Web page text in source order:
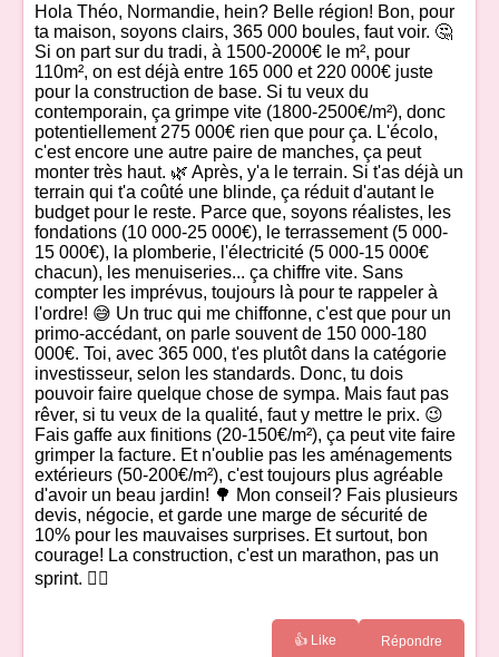
Hola Théo, Normandie, hein? Belle région! Bon, pour
ta maison, soyons clairs, 365 000 boules, faut voir. 🤔
Si on part sur du tradi, à 1500-2000€ le m², pour
110m², on est déjà entre 165 000 et 220 000€ juste
pour la construction de base. Si tu veux du
contemporain, ça grimpe vite (1800-2500€/m²), donc
potentiellement 275 000€ rien que pour ça. L'écolo,
c'est encore une autre paire de manches, ça peut
monter très haut. 🌿 Après, y'a le terrain. Si t'as déjà un
terrain qui t'a coûté une blinde, ça réduit d'autant le
budget pour le reste. Parce que, soyons réalistes, les
fondations (10 000-25 000€), le terrassement (5 000-
15 000€), la plomberie, l'électricité (5 000-15 000€
chacun), les menuiseries... ça chiffre vite. Sans
compter les imprévus, toujours là pour te rappeler à
l'ordre! 😅 Un truc qui me chiffonne, c'est que pour un
primo-accédant, on parle souvent de 150 000-180
000€. Toi, avec 365 000, t'es plutôt dans la catégorie
investisseur, selon les standards. Donc, tu dois
pouvoir faire quelque chose de sympa. Mais faut pas
rêver, si tu veux de la qualité, faut y mettre le prix. 😉
Fais gaffe aux finitions (20-150€/m²), ça peut vite faire
grimper la facture. Et n'oublie pas les aménagements
extérieurs (50-200€/m²), c'est toujours plus agréable
d'avoir un beau jardin! 🌳 Mon conseil? Fais plusieurs
devis, négocie, et garde une marge de sécurité de
10% pour les mauvaises surprises. Et surtout, bon
courage! La construction, c'est un marathon, pas un
sprint. 🏃‍♀️
👍 Like Répondre